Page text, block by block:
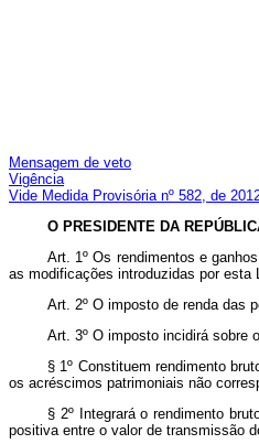
Mensagem de veto
Vigência
Vide Medida Provisória nº 582, de
O PRESIDENTE DA
Art. 1º Os rendimentos e
as modificações introduzidas por esta
Art. 2º O imposto de renda das
Art. 3º O imposto incidirá
§ 1º Constituem rendimento
os acréscimos patrimoniais não
§ 2º Integrará o rendimento
positiva entre o valor de transmissão